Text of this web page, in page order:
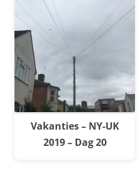
Vakanties – NY-UK
2019 – Dag 20